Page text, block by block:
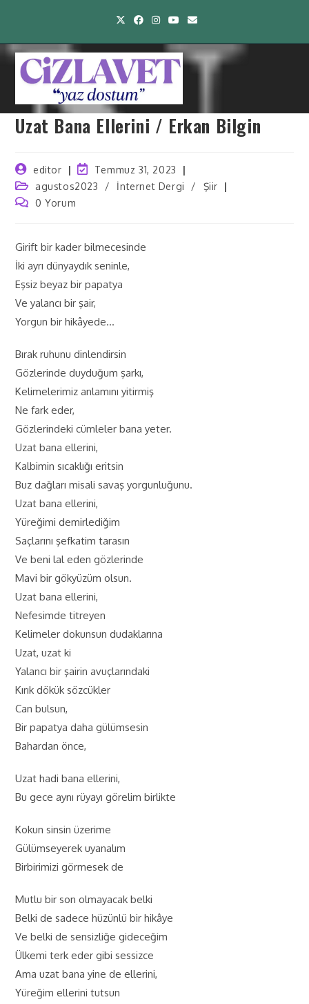
Uzat Bana Ellerini / Erkan Bilgin
editor
Temmuz 31, 2023
agustos2023
/ İnternet Dergi /
Şiir
0 Yorum
Girift bir kader bilmecesinde
İki ayrı dünyaydık seninle,
Eşsiz beyaz bir papatya
Ve yalancı bir şair,
Yorgun bir hikâyede…
Bırak ruhunu dinlendirsin
Gözlerinde duyduğum şarkı,
Kelimelerimiz anlamını yitirmiş
Ne fark eder,
Gözlerindeki cümleler bana yeter.
Uzat bana ellerini,
Kalbimin sıcaklığı eritsin
Buz dağları misali savaş yorgunluğunu.
Uzat bana ellerini,
Yüreğimi demirlediğim
Saçlarını şefkatim tarasın
Ve beni lal eden gözlerinde
Mavi bir gökyüzüm olsun.
Uzat bana ellerini,
Nefesimde titreyen
Kelimeler dokunsun dudaklarına
Uzat, uzat ki
Yalancı bir şairin avuçlarındaki
Kırık dökük sözcükler
Can bulsun,
Bir papatya daha gülümsesin
Bahardan önce,
Uzat hadi bana ellerini,
Bu gece aynı rüyayı görelim birlikte
Kokun sinsin üzerime
Gülümseyerek uyanalım
Birbirimizi görmesek de
Mutlu bir son olmayacak belki
Belki de sadece hüzünlü bir hikâye
Ve belki de sensizliğe gideceğim
Ülkemi terk eder gibi sessizce
Ama uzat bana yine de ellerini,
Yüreğim ellerini tutsun